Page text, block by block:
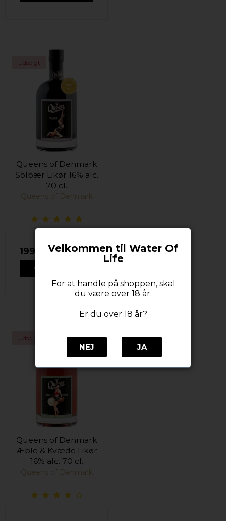
Udsolgt
Queens of Denmark
Solbær Likør 16% alc.
70 cl.
Queens of Denmark
199,00 DKK
VIS PRODUKT
Udsolgt
Queens of Denmark
Æble & Kvæde Likør
16% alc. 70 cl.
Queens of Denmark
Velkommen til Water Of
Life
For at handle på shoppen, skal
du være over 18 år.
Er du over 18 år?
NEJ JA